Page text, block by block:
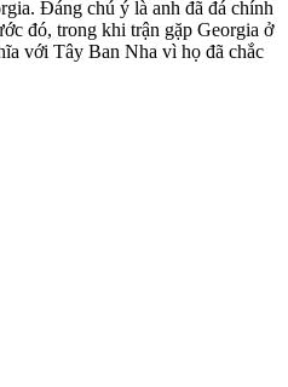
Đáng chú ý là anh đã đá chính
đó, trong khi trận gặp Georgia ở
với Tây Ban Nha vì họ đã chắc